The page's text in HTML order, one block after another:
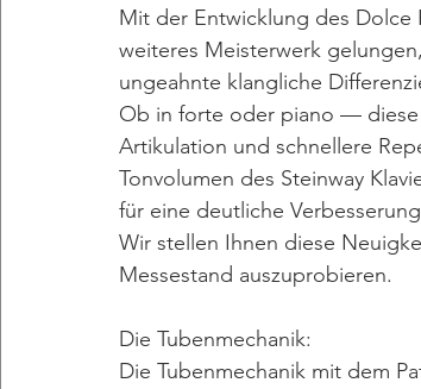
Mit der Entwicklung des Dolce
weiteres Meisterwerk
ungeahnte klangliche
Ob in forte oder piano — diese
Artikulation und schnellere
Tonvolumen des Steinway
für eine deutliche
Wir stellen Ihnen diese
Messestand auszuprobieren.
Die Tubenmechanik:
Die Tubenmechanik mit dem